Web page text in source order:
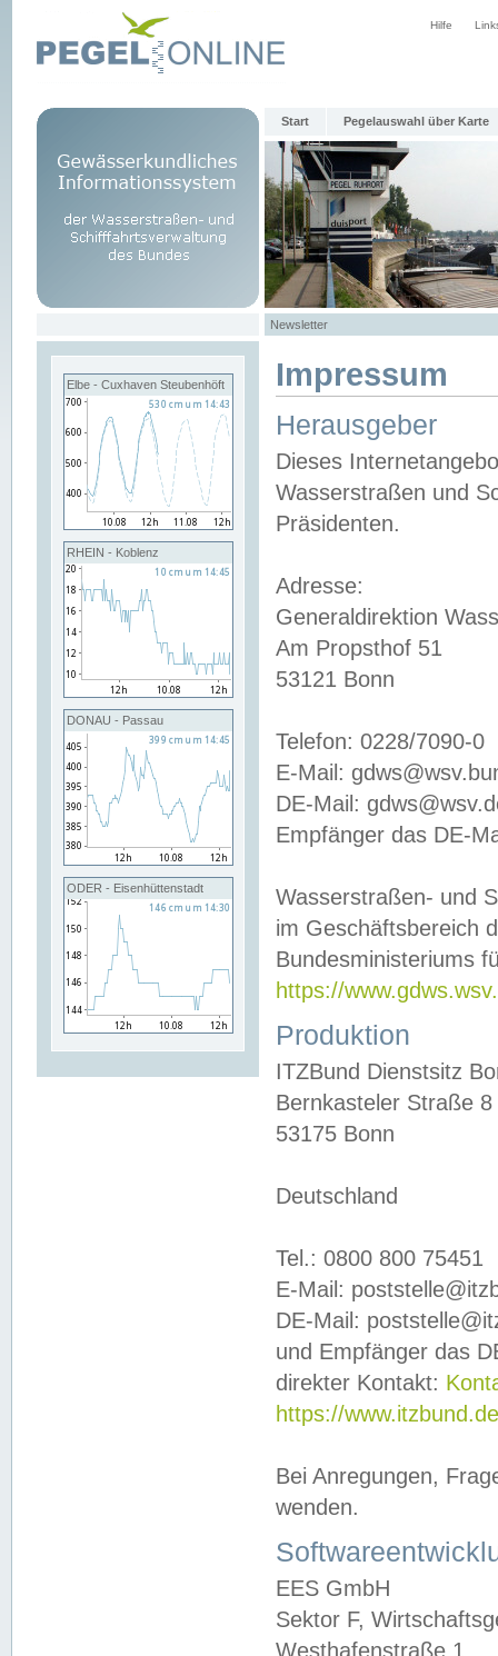
Hilfe
Start Pegelauswahl über Karte
Newsletter
Elbe - Cuxhaven Steubenhöft
RHEIN - Koblenz
DONAU - Passau
ODER - Eisenhüttenstadt
Impressum
Herausgeber
Dieses
Wasserstraßen und
Präsidenten.
Adresse:
Generaldirektion
Am Propsthof 51
53121 Bonn
Telefon: 0228/7090-0
E-Mail:
DE-Mail:
Empfänger das DE-
Wasserstraßen- und
im Geschäftsbereich
Bundesministeriums
https://
Produktion
ITZBund Dienstsitz
Bernkasteler Straße 8
53175 Bonn
Deutschland
Tel.: 0800 800 75451
E-Mail:
DE-Mail:
und Empfänger das
direkter Kontakt:
https://
Bei Anregungen,
wenden.
EES GmbH
Sektor F,
Westhafenstraße 1